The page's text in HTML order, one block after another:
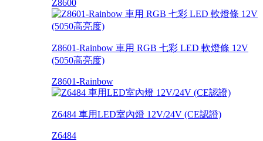
Z8600
Z8601-Rainbow 車用 RGB 七彩 LED 軟燈條 12V
(5050高亮度)
Z8601-Rainbow
Z6484 車用LED室內燈 12V/24V (CE認證)
Z6484